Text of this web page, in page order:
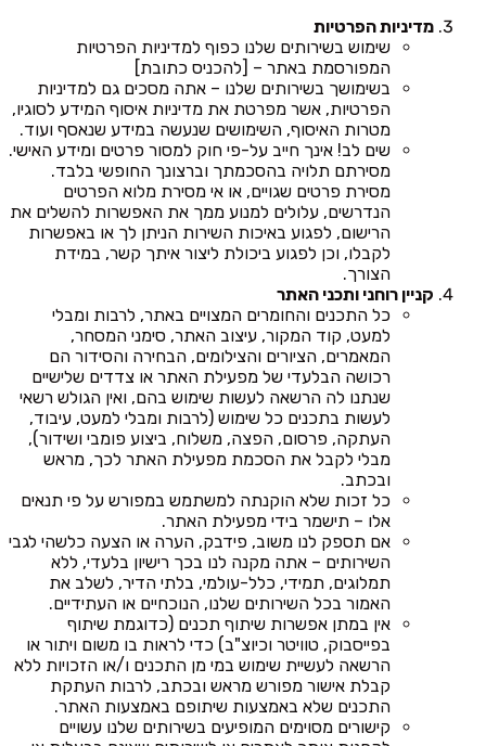
מדיניות הפרטיות
שימוש בשירותים שלנו כפוף למדיניות הפרטיות
המפורסמת באתר – [להכניס כתובת]
בשימושך בשירותים שלנו – אתה מסכים גם למדיניות
הפרטיות, אשר מפרטת את מדיניות איסוף המידע לסוגיו,
מטרות האיסוף, השימושים שנעשה במידע שנאסף ועוד.
שים לב! אינך חייב על-פי חוק למסור פרטים ומידע האישי.
מסירתם תלויה בהסכמתך וברצונך החופשי בלבד.
מסירת פרטים שגויים, או אי מסירת מלוא הפרטים
הנדרשים, עלולים למנוע ממך את האפשרות להשלים את
הרישום, לפגוע באיכות השירות הניתן לך או באפשרות
לקבלו, וכן לפגוע ביכולת ליצור איתך קשר, במידת
הצורך.
קניין רוחני ותכני האתר
כל התכנים והחומרים המצויים באתר, לרבות ומבלי
למעט, קוד המקור, עיצוב האתר, סימני המסחר,
המאמרים, הציורים והצילומים, הבחירה והסידור הם
רכושה הבלעדי של מפעילת האתר או צדדים שלישיים
שנתנו לה הרשאה לעשות שימוש בהם, ואין הגולש רשאי
לעשות בתכנים כל שימוש (לרבות ומבלי למעט, עיבוד,
העתקה, פרסום, הפצה, משלוח, ביצוע פומבי ושידור),
מבלי לקבל את הסכמת מפעילת האתר לכך, מראש
ובכתב.
כל זכות שלא הוקנתה למשתמש במפורש על פי תנאים
אלו – תישמר בידי מפעילת האתר.
אם תספק לנו משוב, פידבק, הערה או הצעה כלשהי לגבי
השירותים – אתה מקנה לנו בכך רישיון בלעדי, ללא
תמלוגים, תמידי, כלל-עולמי, בלתי הדיר, לשלב את
האמור בכל השירותים שלנו, הנוכחיים או העתידיים.
אין במתן אפשרות שיתוף תכנים (כדוגמת שיתוף
בפייסבוק, טוויטר וכיוצ"ב) כדי לראות בו משום ויתור או
הרשאה לעשיית שימוש במי מן התכנים ו/או הזכויות ללא
קבלת אישור מפורש מראש ובכתב, לרבות העתקת
התכנים שלא באמצעות שיתופם באמצעות האתר.
קישורים מסוימים המופיעים בשירותים שלנו עשויים